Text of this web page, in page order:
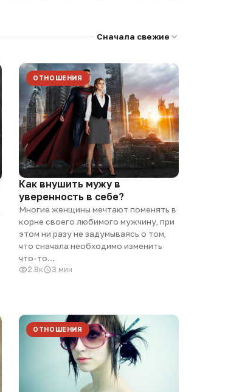
Сначала свежие
ОТНОШЕНИЯ
Как внушить мужу в
уверенность в себе?
Многие женщины мечтают поменять в
корне своего любимого мужчину, при
этом ни разу не задумываясь о том,
что сначала необходимо изменить
что-то…
2.8к 3 мин
ОТНОШЕНИЯ